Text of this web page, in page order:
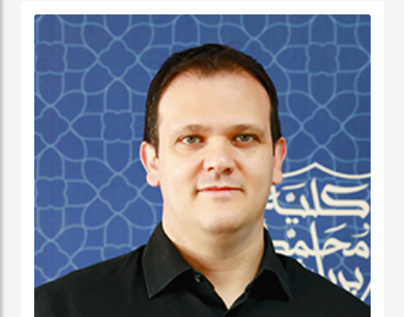
أمضت قبل ذلك أكثر من عقد في جامعة ولونغونغ في دبي (الإمارات العربية المتحدة) ،
وهي واحدة من أوائل الجامعات الخاصة في الإمارات العربية المتحدة ، حيث تولت منصب
نائب العميد ومدير برنامج الماجستير في إدارة الأعمال. شاركت بنشاط في لجان الاعتماد
ولجان الاعتماد في كل من الإمارات العربية المتحدة وألمانيا، بالإضافة إلى مهامها في
التواصل مع المؤسسات. عاشت في الولايات المتحدة الأمريكية والهند وتايوان وألمانيا.
البروفيسور ستيفنز عضو في العديد من المجالس الاستشارية، وهي جزء من مجموعتي
عمل حول أخلاقيات الذكاء الاصطناعي في IEEE SA